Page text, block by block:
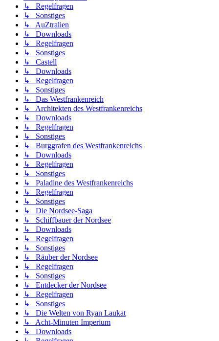
↳ Regelfragen
↳ Sonstiges
↳ AuZtralien
↳ Downloads
↳ Regelfragen
↳ Sonstiges
↳ Castell
↳ Downloads
↳ Regelfragen
↳ Sonstiges
↳ Das Westfrankenreich
↳ Architekten des Westfrankenreichs
↳ Downloads
↳ Regelfragen
↳ Sonstiges
↳ Burggrafen des Westfrankenreichs
↳ Downloads
↳ Regelfragen
↳ Sonstiges
↳ Paladine des Westfrankenreichs
↳ Regelfragen
↳ Sonstiges
↳ Die Nordsee-Saga
↳ Schiffbauer der Nordsee
↳ Downloads
↳ Regelfragen
↳ Sonstiges
↳ Räuber der Nordsee
↳ Regelfragen
↳ Sonstiges
↳ Entdecker der Nordsee
↳ Regelfragen
↳ Sonstiges
↳ Die Welten von Ryan Laukat
↳ Acht-Minuten Imperium
↳ Downloads